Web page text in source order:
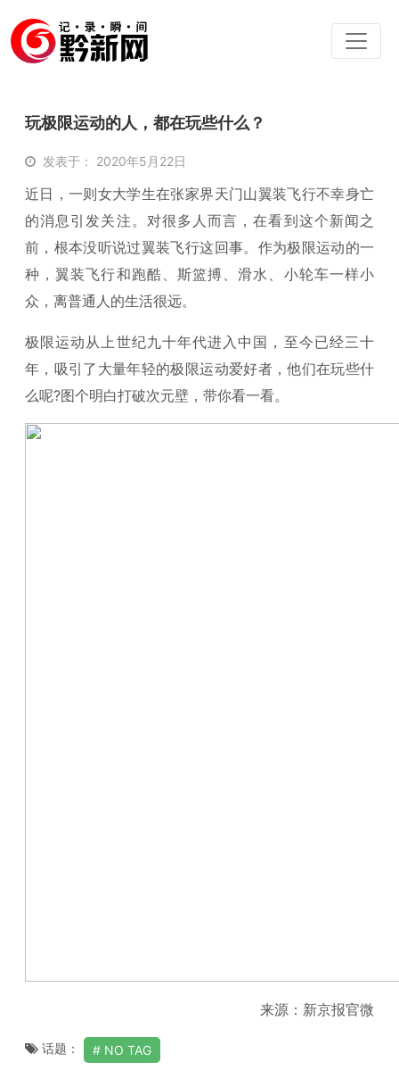
玩极限运动的人，都在玩些什么？
发表于： 2020年5月22日
近日，一则女大学生在张家界天门山翼装飞行不幸身亡
的消息引发关注。对很多人而言，在看到这个新闻之
前，根本没听说过翼装飞行这回事。作为极限运动的一
种，翼装飞行和跑酷、斯篮搏、滑水、小轮车一样小
众，离普通人的生活很远。
极限运动从上世纪九十年代进入中国，至今已经三十
年，吸引了大量年轻的极限运动爱好者，他们在玩些什
么呢?图个明白打破次元壁，带你看一看。
来源：新京报官微
话题： NO TAG